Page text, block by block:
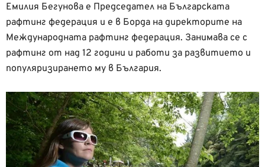
Емилия Бегунова е Председател на Българската
рафтинг федерация и е в Борда на директорите на
Международната рафтинг федерация. Занимава се с
рафтинг от над 12 години и работи за развитието и
популяризирането му в България.